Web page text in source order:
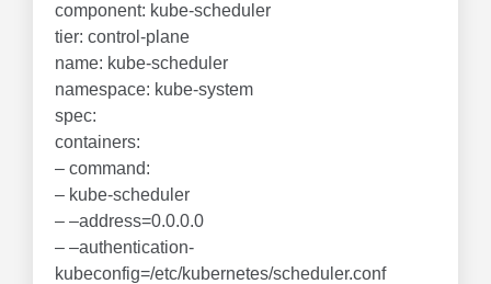
component: kube-scheduler
tier: control-plane
name: kube-scheduler
namespace: kube-system
spec:
containers:
– command:
– kube-scheduler
– –address=0.0.0.0
– –authentication-
kubeconfig=/etc/kubernetes/scheduler.conf